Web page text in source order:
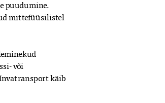
puudumine.
mittefüüsilistel
või
käib